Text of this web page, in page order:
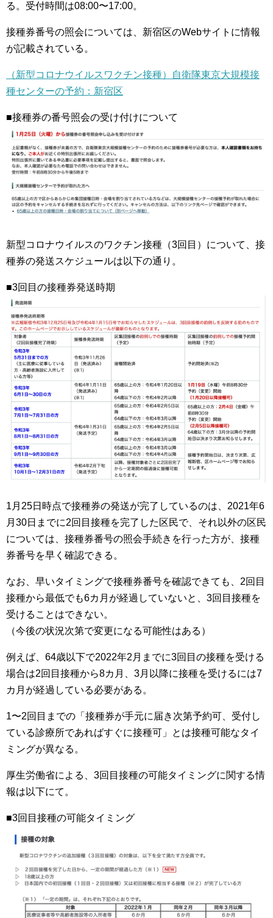
る。受付時間は08:00〜17:00。
接種券番号の照会については、新宿区のWebサイトに情報
が記載されている。
（新型コロナウイルスワクチン接種）自衛隊東京大規模接
種センターの予約：新宿区
■接種券の番号照会の受け付けについて
新型コロナウイルスのワクチン接種（3回目）について、接
種券の発送スケジュールは以下の通り。
■3回目の接種券発送時期
1月25日時点で接種券の発送が完了しているのは、2021年6
月30日までに2回目接種を完了した区民で、それ以外の区民
については、接種券番号の照会手続きを行った方が、接種
券番号を早く確認できる。
なお、早いタイミングで接種券番号を確認できても、2回目
接種から最低でも6カ月が経過していないと、3回目接種を
受けることはできない。
（今後の状況次第で変更になる可能性はある）
例えば、64歳以下で2022年2月までに3回目の接種を受ける
場合は2回目接種から8カ月、3月以降に接種を受けるには7
カ月が経過している必要がある。
1〜2回目までの「接種券が手元に届き次第予約可、受付し
ている診療所であればすぐに接種可」とは接種可能なタイ
ミングが異なる。
厚生労働省による、3回目接種の可能タイミングに関する情
報は以下にて。
■3回目接種の可能タイミング